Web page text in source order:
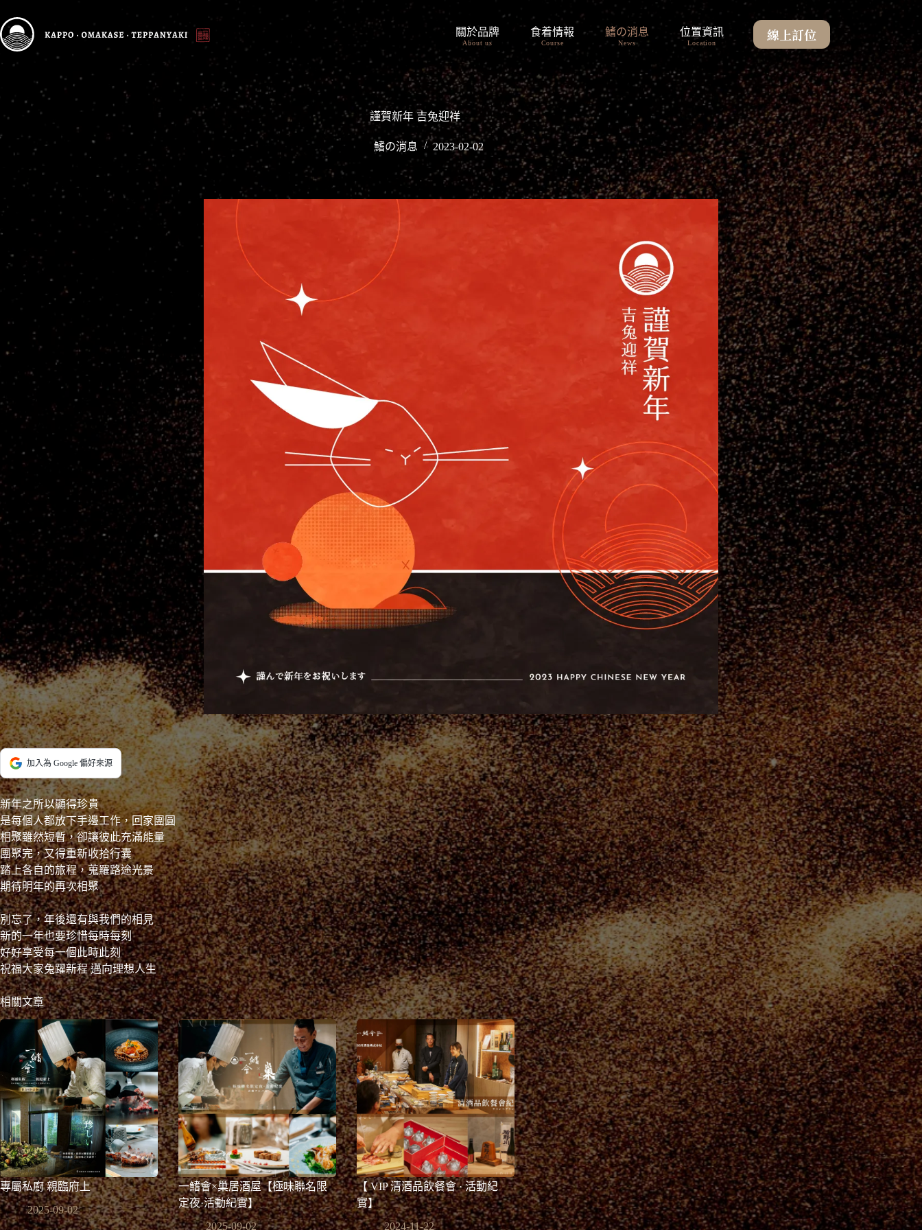
至
主
關於品牌
About us
食着情報
Course
鰭の消息
News
位置資訊
Location 線上訂位
謹賀新年 吉兔迎祥
鰭の消息 2023-02-02
加入為 Google 偏好來源
新年之所以顯得珍貴
是每個人都放下手邊工作，回家團圓
相聚雖然短暫，卻讓彼此充滿能量
團聚完，又得重新收拾行囊
踏上各自的旅程，蒐羅路途光景
期待明年的再次相聚
別忘了，年後還有與我們的相見
新的一年也要珍惜每時每刻
好好享受每一個此時此刻
祝福大家兔躍新程 邁向理想人生
相關文章
專屬私廚 親臨府上
2025-09-02
一鰭會×巢居酒屋【極味聯名限
定夜·活動紀實】
2025-09-02
【 VIP 清酒品飲餐會 · 活動紀
實】
2024-11-22